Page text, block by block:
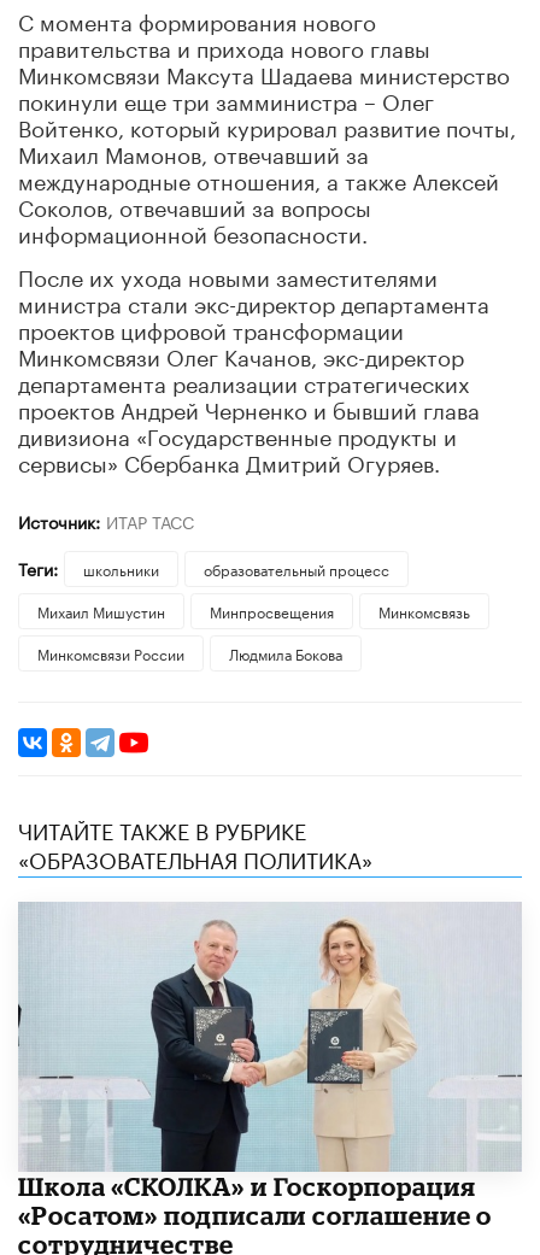
С момента формирования нового
правительства и прихода нового главы
Минкомсвязи Максута Шадаева министерство
покинули еще три замминистра – Олег
Войтенко, который курировал развитие почты,
Михаил Мамонов, отвечавший за
международные отношения, а также Алексей
Соколов, отвечавший за вопросы
информационной безопасности.
После их ухода новыми заместителями
министра стали экс-директор департамента
проектов цифровой трансформации
Минкомсвязи Олег Качанов, экс-директор
департамента реализации стратегических
проектов Андрей Черненко и бывший глава
дивизиона «Государственные продукты и
сервисы» Сбербанка Дмитрий Огуряев.
Источник: ИТАР ТАСС
Теги:
школьники
образовательный процесс
Михаил Мишустин
Минпросвещения
Минкомсвязь
Минкомсвязи России
Людмила Бокова
ЧИТАЙТЕ ТАКЖЕ В РУБРИКЕ
«ОБРАЗОВАТЕЛЬНАЯ ПОЛИТИКА»
Школа «СКОЛКА» и Госкорпорация
«Росатом» подписали соглашение о
сотрудничестве